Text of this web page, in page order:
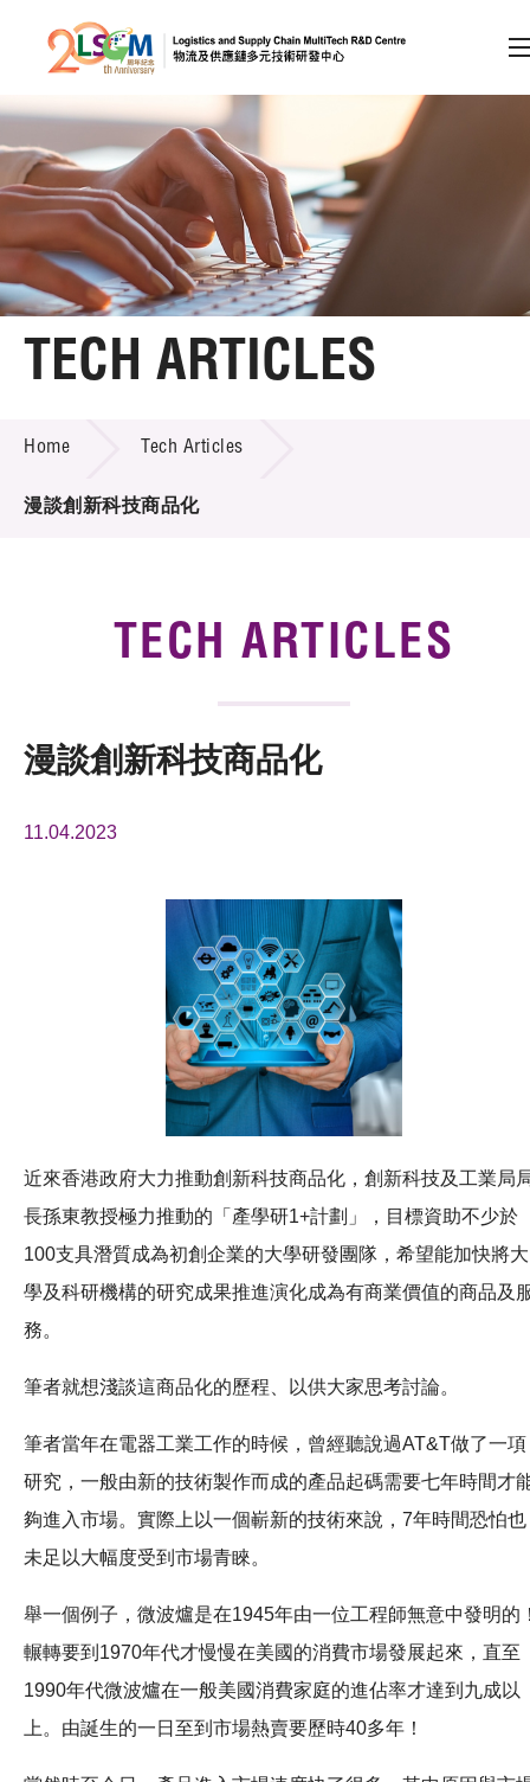
Skip to content (Press enter)
Member Login
A EN 繁 简
Home
Technology Transfer
Project & Funding Schemes
Membership
TECH ARTICLES
Home Tech Articles
漫談創新科技商品化
TECH ARTICLES
漫談創新科技商品化
11.04.2023
近來香港政府大力推動創新科技商品化，創新科技及工業局
長孫東教授極力推動的「產學研1+計劃」，目標資助不少於
100支具潛質成為初創企業的大學研發團隊，希望能加快將大
學及科研機構的研究成果推進演化成為有商業價值的商品及
務。
筆者就想淺談這商品化的歷程、以供大家思考討論。
筆者當年在電器工業工作的時候，曾經聽說過AT&T做了一項
研究，一般由新的技術製作而成的產品起碼需要七年時間才
夠進入市場。實際上以一個嶄新的技術來說，7年時間恐怕也
未足以大幅度受到市場青睞。
舉一個例子，微波爐是在1945年由一位工程師無意中發明的
輾轉要到1970年代才慢慢在美國的消費市場發展起來，直至
1990年代微波爐在一般美國消費家庭的進佔率才達到九成以
上。由誕生的一日至到市場熱賣要歷時40多年！